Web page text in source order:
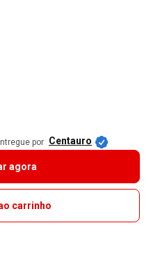
por Centauro
agora
carrinho